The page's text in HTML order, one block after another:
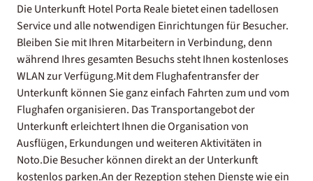
Die Unterkunft Hotel Porta Reale bietet einen tadellosen
Service und alle notwendigen Einrichtungen für Besucher.
Bleiben Sie mit Ihren Mitarbeitern in Verbindung, denn
während Ihres gesamten Besuchs steht Ihnen kostenloses
WLAN zur Verfügung.Mit dem Flughafentransfer der
Unterkunft können Sie ganz einfach Fahrten zum und vom
Flughafen organisieren. Das Transportangebot der
Unterkunft erleichtert Ihnen die Organisation von
Ausflügen, Erkundungen und weiteren Aktivitäten in
Noto.Die Besucher können direkt an der Unterkunft
kostenlos parken.An der Rezeption stehen Dienste wie ein